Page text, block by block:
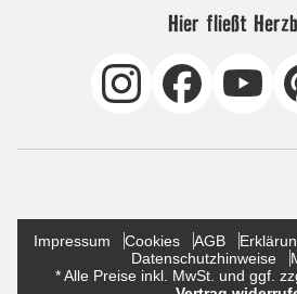
Hier fließt
Impressum Cookies AGB
Datenschutzhinweise
* Alle Preise inkl. MwSt. und ggf.